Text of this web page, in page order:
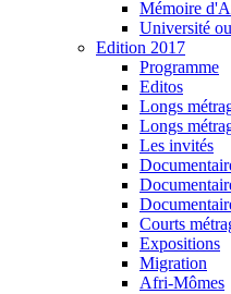
Mémoire
Université
Edition 2017
Programme
Editos
Longs
Longs
Les invités
Courts
Expositions
Migration
Afri-Mômes